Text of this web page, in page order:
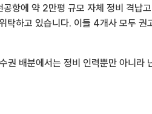
항에 약 2만평 규모 자체 정비 격납
하고 있습니다. 이들 4개사 모두 권
배분에서는 정비 인력뿐만 아니라